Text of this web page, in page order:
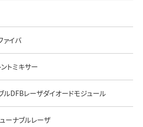
ァイバ
トミキサー
ルDFBレーザダイオードモジュール
ーナブルレーザ